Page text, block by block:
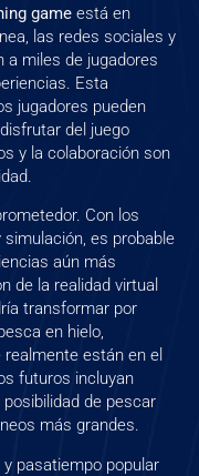
game está en
las redes sociales y
a miles de jugadores
Esta
jugadores pueden
del juego
y la colaboración son
Con los
es probable
aún más
de la realidad virtual
transformar por
en hielo,
están en el
futuros incluyan
de pescar
más grandes.
pasatiempo popular